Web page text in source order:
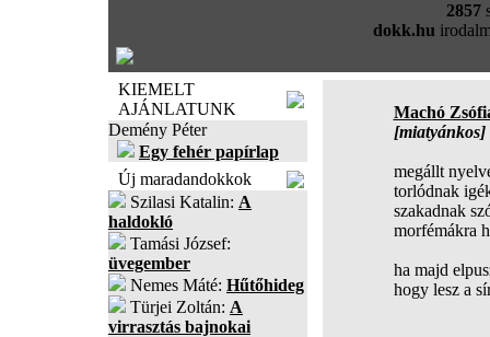
2857
dokk.hu
KIEMELT
AJÁNLATUNK
Demény Péter
Egy fehér papírlap
Új maradandokkok
Szilasi Katalin: A
haldokló
Tamási József:
üvegember
Nemes Máté: Hűtőhideg
Türjei Zoltán: A
virrasztás bajnokai
Machó
[miatyánkos]
megállt
torlódnak
szakadnak
morfémákra
ha majd
hogy lesz a